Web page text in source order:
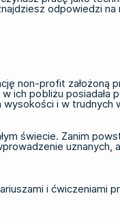
odpowiedzi na
non-profit założoną
ich pobliżu posiadała
i w trudnych
świecie. Zanim
uznanych,
i ćwiczeniami